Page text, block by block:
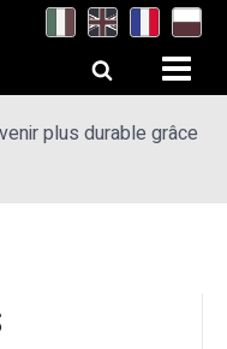
plus durable grâce